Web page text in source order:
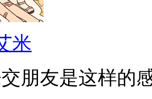
米
朋友是这样的